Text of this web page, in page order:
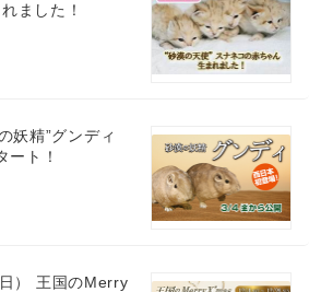
ました！
妖精”グンディ
ート！
） 王国のMerry